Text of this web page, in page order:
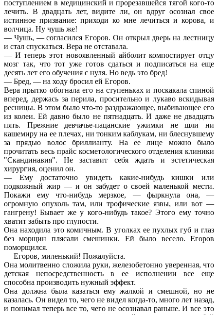
поступлением в медицинский и прорезавшейся тягой кого-то
лечить. В двадцать лет, видите ли, он вдруг осознал свое
истинное призвание: приходи ко мне лечиться и корова, и
волчица. Ну чушь же!
— Чушь, — согласился Егоров. Он открыл дверь на лестницу
и стал спускаться. Вера не отставала.
— И теперь этот новоявленный айболит компостирует отцу
мозг так, что тот уже готов сдаться и подписаться на еще
десять лет его обучения с нуля. Но ведь это бред!
— Бред, — на ходу бросил ей Егоров.
Вера прытко обогнала его на ступеньках и поскакала спиной
вперед, держась за перила, просительно и лукаво вскидывая
ресницы. В этом было что-то раздражающее, выбивающее его
из колеи. Ей давно было не пятнадцать. И даже не двадцать
пять. Прежние девчачье-пацанские ужимки не шли ни
кашемиру на ее плечах, ни тонким каблукам, ни блеснувшему
за прядью волос бриллианту. На ее лице можно было
прочитать весь прайс косметологического отделения клиники
"Скандинавия". Не заставит себя ждать и эстетическая
хирургия, оценил он.
— Ему достаточно увидеть какие-нибудь кишки или
подкожный жир — и он забудет о своей маленькой мести.
Покажи ему что-нибудь мерзкое, — фыркнула она, —
огромную опухоль там, или трофические язвы, или вот —
гангрену! Бывает же у кого-нибудь такое? Этого ему точно
хватит забыть про глупости.
Она находила это комичным. В уголках ее пухлых губ и глаз
без морщин плясали смешинки. Ей было весело. Егоров
поморщился.
— Егоров, миленький! Пожалуйста.
Она молитвенно сложила руки, железобетонно уверенная, что
детская непосредственность в ее исполнении все еще
способна производить нужный эффект.
Она должна была казаться ему жалкой и смешной, но не
казалась. Он видел то, чего не видел когда-то, много лет назад,
и понимал теперь все то, чего не осознавал раньше. И все это